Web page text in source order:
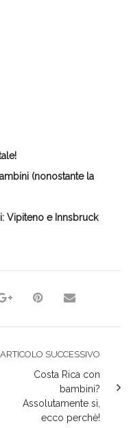
(nonostante la
Vipiteno e Innsbruck
ARTICOLO SUCCESSIVO
Costa Rica con
bambini?
Assolutamente sì,
ecco perchè!